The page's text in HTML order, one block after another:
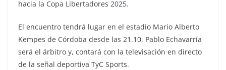
hacia la Copa Libertadores 2025.
El encuentro tendrá lugar en el estadio Mario Alberto
Kempes de Córdoba desde las 21.10, Pablo Echavarría
será el árbitro y, contará con la televisación en directo
de la señal deportiva TyC Sports.